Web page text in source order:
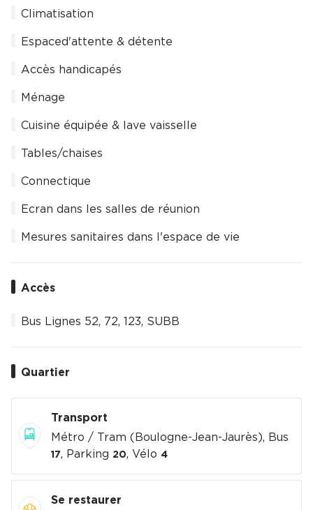
Climatisation
Espaced'attente & détente
Accès handicapés
Ménage
Cuisine équipée & lave vaisselle
Tables/chaises
Connectique
Ecran dans les salles de réunion
Mesures sanitaires dans l'espace de vie
Accès
Bus Lignes 52, 72, 123, SUBB
Quartier
Transport
Métro / Tram (Boulogne-Jean-Jaurès), Bus
17, Parking 20, Vélo 4
Se restaurer